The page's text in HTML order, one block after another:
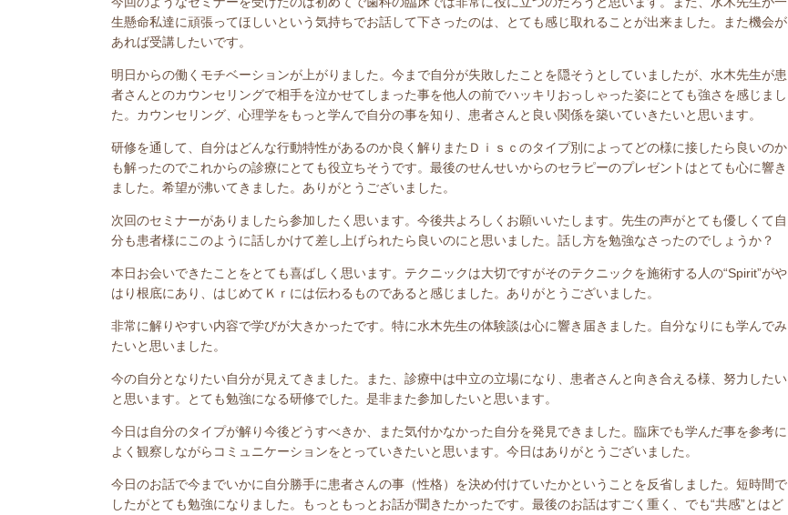
生懸命私達に頑張ってほしいという気持ちでお話して下さったのは、とても感じ取れることが出来ました。また機会が
あれば受講したいです。
明日からの働くモチベーションが上がりました。今まで自分が失敗したことを隠そうとしていましたが、水木先生が患
者さんとのカウンセリングで相手を泣かせてしまった事を他人の前でハッキリおっしゃった姿にとても強さを感じまし
た。カウンセリング、心理学をもっと学んで自分の事を知り、患者さんと良い関係を築いていきたいと思います。
研修を通して、自分はどんな行動特性があるのか良く解りまたＤｉｓｃのタイプ別によってどの様に接したら良いのか
も解ったのでこれからの診療にとても役立ちそうです。最後のせんせいからのセラピーのプレゼントはとても心に響き
ました。希望が沸いてきました。ありがとうございました。
次回のセミナーがありましたら参加したく思います。今後共よろしくお願いいたします。先生の声がとても優しくて自
分も患者様にこのように話しかけて差し上げられたら良いのにと思いました。話し方を勉強なさったのでしょうか？
本日お会いできたことをとても喜ばしく思います。テクニックは大切ですがそのテクニックを施術する人の“Spirit”がや
はり根底にあり、はじめてＫｒには伝わるものであると感じました。ありがとうございました。
非常に解りやすい内容で学びが大きかったです。特に水木先生の体験談は心に響き届きました。自分なりにも学んでみ
たいと思いました。
今の自分となりたい自分が見えてきました。また、診療中は中立の立場になり、患者さんと向き合える様、努力したい
と思います。とても勉強になる研修でした。是非また参加したいと思います。
今日は自分のタイプが解り今後どうすべきか、また気付かなかった自分を発見できました。臨床でも学んだ事を参考に
よく観察しながらコミュニケーションをとっていきたいと思います。今日はありがとうございました。
今日のお話で今までいかに自分勝手に患者さんの事（性格）を決め付けていたかということを反省しました。短時間で
したがとても勉強になりました。もっともっとお話が聞きたかったです。最後のお話はすごく重く、でも“共感”とはど